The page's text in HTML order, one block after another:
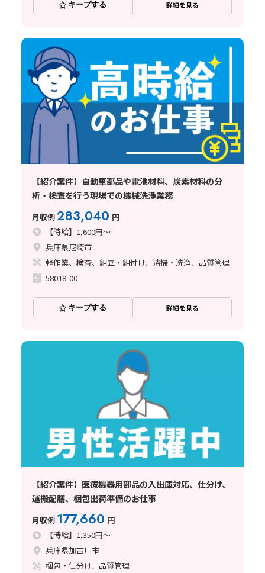
キープする 詳細を見る
【紹介案件】自動車部品や電池材料、炭素材料の分
析・検査を行う現場での機械洗浄業務
月収例283,040 円
【時給】1,600円～
兵庫県尼崎市
軽作業、検査、組立・組付け、清掃・洗浄、品質管理
58018-00
キープする 詳細を見る
【紹介案件】医療機器用部品の入出庫対応、仕分け、
運搬配膳、梱包出荷準備のお仕事
月収例 177,660 円
【時給】1,350円～
兵庫県加古川市
梱包・仕分け、品質管理